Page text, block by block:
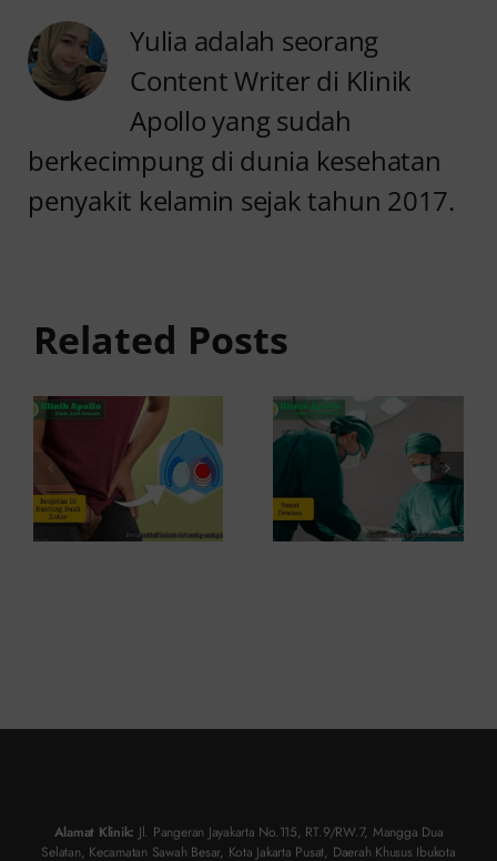
Yulia adalah seorang
Content Writer di Klinik
Apollo yang sudah
berkecimpung di dunia kesehatan
penyakit kelamin sejak tahun 2017.
Related Posts
Jangan
di Kantung
Buah
Zakar, Ini
Fakta
Medisnya
Sunat
Keuntungan
dan
Risikonya?
Alamat Klinik: Jl. Pangeran Jayakarta No.115, RT.9/RW.7, Mangga Dua
Selatan, Kecamatan Sawah Besar, Kota Jakarta Pusat, Daerah Khusus Ibukota